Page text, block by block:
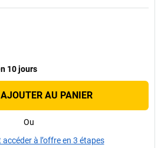
10 jours
AJOUTER AU PANIER
Ou
accéder à l’offre en 3 étapes